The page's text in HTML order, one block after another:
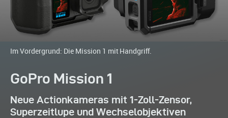
Im Vordergrund: Die Mission 1 mit Handgriff.
GoPro Mission 1
Neue Actionkameras mit 1-Zoll-Zensor,
Superzeitlupe und Wechselobjektiven